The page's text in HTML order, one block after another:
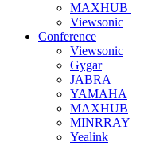
MAXHUB
Viewsonic
Conference
Viewsonic
Gygar
JABRA
YAMAHA
MAXHUB
MINRRAY
Yealink